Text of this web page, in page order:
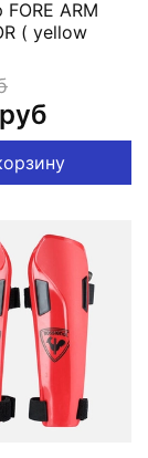
ARM
( yellow